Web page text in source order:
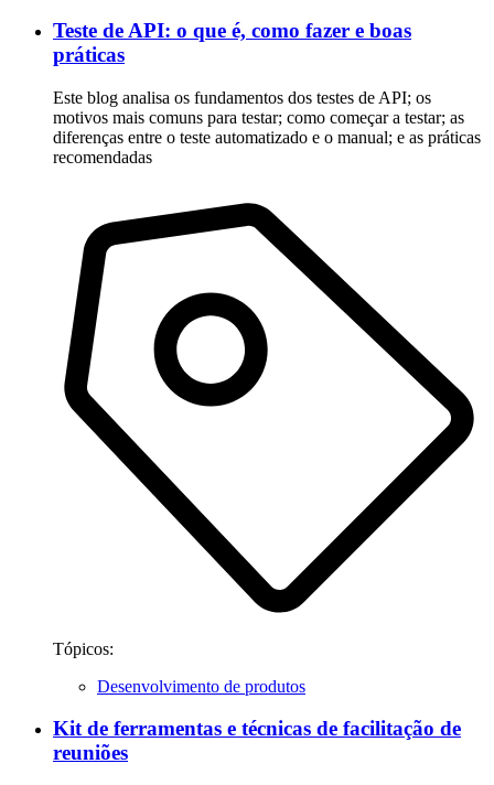
Teste de API: o que é, como fazer e boas
práticas
Este blog analisa os fundamentos dos testes de API; os
motivos mais comuns para testar; como começar a testar; as
diferenças entre o teste automatizado e o manual; e as práticas
recomendadas
Tópicos:
Desenvolvimento de produtos
Kit de ferramentas e técnicas de facilitação de
reuniões